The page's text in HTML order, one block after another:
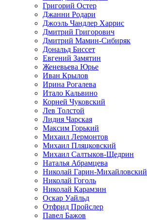
Григорий Остер
Джанни Родари
Джоэль Чандлер Харрис
Дмитрий Григорович
Дмитрий Мамин-Сибиряк
Дональд Биссет
Евгений Замятин
Женевьева Юрье
Иван Крылов
Ирина Рогалева
Итало Кальвино
Корней Чуковский
Лев Толстой
Лидия Чарская
Максим Горький
Михаил Лермонтов
Михаил Пляцковский
Михаил Салтыков-Щедрин
Наталья Абрамцева
Николай Гарин-Михайловский
Николай Гоголь
Николай Карамзин
Оскар Уайльд
Отфрид Пройслер
Павел Бажов